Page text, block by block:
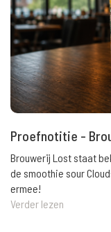
Proefnotitie -
Brouwerij Lost staat
de smoothie sour
ermee!
Verder lezen